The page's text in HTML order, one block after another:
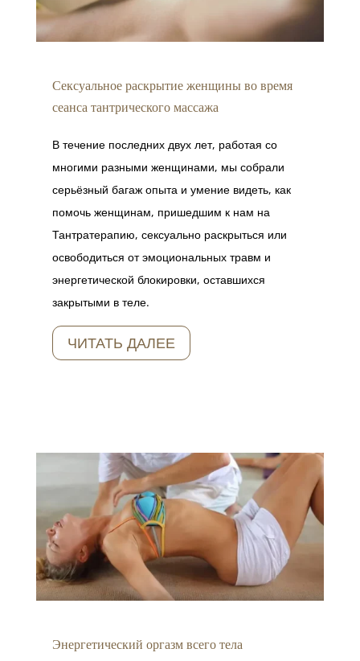
Сексуальное раскрытие женщины во время
сеанса тантрического массажа
В течение последних двух лет, работая со
многими разными женщинами, мы собрали
серьёзный багаж опыта и умение видеть, как
помочь женщинам, пришедшим к нам на
Тантратерапию, сексуально раскрыться или
освободиться от эмоциональных травм и
энергетической блокировки, оставшихся
закрытыми в теле.
ЧИТАТЬ ДАЛЕЕ
Энергетический оргазм всего тела